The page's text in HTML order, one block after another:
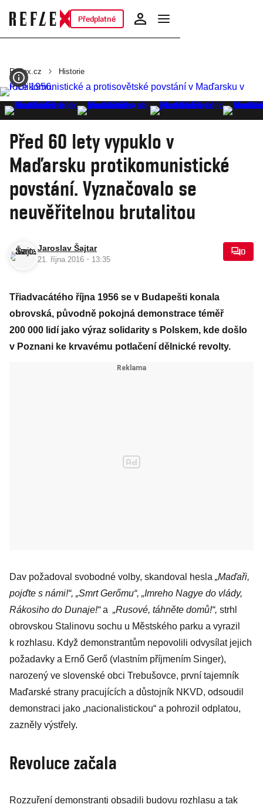
Předplatné
Reflex.cz Historie
Před 60 lety vypuklo v
Maďarsku protikomunistické
povstání. Vyznačovalo se
neuvěřitelnou brutalitou
Jaroslav Šajtar
21. října 2016 · 13:35
0
Třiadvacátého října 1956 se v Budapešti konala
obrovská, původně pokojná demonstrace téměř
200 000 lidí jako výraz solidarity s Polskem, kde došlo
v Poznani ke krvavému potlačení dělnické revolty.
Dav požadoval svobodné volby, skandoval hesla „Maďaři,
pojďte s námi!“, „Smrt Gerőmu“, „Imreho Nagye do vlády,
Rákosiho do Dunaje!“a „Rusové, táhněte domů!“, strhl
obrovskou Stalinovu sochu u Městského parku a vyrazil
k rozhlasu. Když demonstrantům nepovolili odvysílat jejich
požadavky a Ernő Gerő (vlastním příjmením Singer),
narozený ve slovenské obci Trebušovce, první tajemník
Maďarské strany pracujících a důstojník NKVD, odsoudil
demonstraci jako „nacionalistickou“ a pohrozil odplatou,
zazněly výstřely.
Revoluce začala
Rozzuření demonstranti obsadili budovu rozhlasu a tak